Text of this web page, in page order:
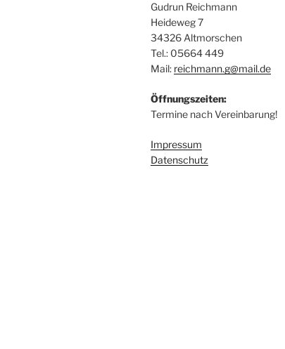
Gudrun Reichmann
Heideweg 7
34326 Altmorschen
Tel.: 05664 449
Mail: reichmann.g@mail.de
Öffnungszeiten:
Termine nach Vereinbarung!
Impressum
Datenschutz